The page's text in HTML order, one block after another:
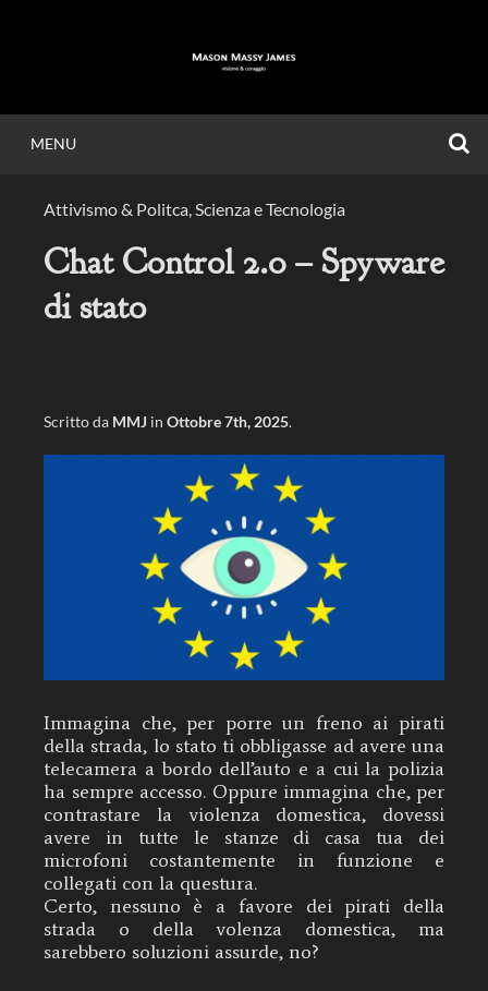
MASON MASSY
JAMES
MENU
Attivismo & Politca,Scienza e Tecnologia
Chat Control 2.0 – Spyware
di stato
Scritto da MMJ in Ottobre 7th, 2025.
Immagina che, per porre un freno ai pirati
della strada, lo stato ti obbligasse ad avere una
telecamera a bordo dell’auto e a cui la polizia
ha sempre accesso. Oppure immagina che, per
contrastare la violenza domestica, dovessi
avere in tutte le stanze di casa tua dei
microfoni costantemente in funzione e
collegati con la questura.
Certo, nessuno è a favore dei pirati della
strada o della volenza domestica, ma
sarebbero soluzioni assurde, no?